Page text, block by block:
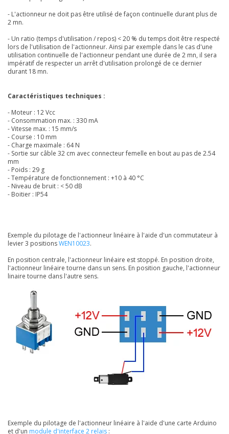
- L'actionneur ne doit pas être utilisé de façon continuelle durant plus de
2 mn.
- Un ratio (temps d'utilisation / repos) < 20 % du temps doit être respecté
lors de l'utilisation de l'actionneur. Ainsi par exemple dans le cas d'une
utilisation continuelle de l'actionneur pendant une durée de 2 mn, il sera
impératif de respecter un arrêt d'utilisation prolongé de ce dernier
durant 18 mn.
Caractéristiques techniques :
- Moteur : 12 Vcc
- Consommation max. : 330 mA
- Vitesse max. : 15 mm/s
- Course : 10 mm
- Charge maximale : 64 N
- Sortie sur câble 32 cm avec connecteur femelle en bout au pas de 2.54
mm
- Poids : 29 g
- Température de fonctionnement : +10 à 40 °C
- Niveau de bruit : < 50 dB
- Boitier : IP54
Exemple du pilotage de l'actionneur linéaire à l'aide d'un commutateur à
levier 3 positionsWEN10023.
En position centrale, l'actionneur linéaire est stoppé. En position droite,
l'actionneur linéaire tourne dans un sens. En position gauche, l'actionneur
linaire tourne dans l'autre sens.
Exemple du pilotage de l'actionneur linéaire à l'aide d'une carte Arduino
et d'un module d'interface 2 relais :